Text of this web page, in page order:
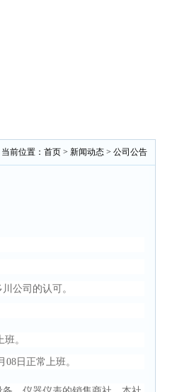
当前位置： 首页 > 新闻动态 > 公司公告
公司的认可。
。
08日正常上班。